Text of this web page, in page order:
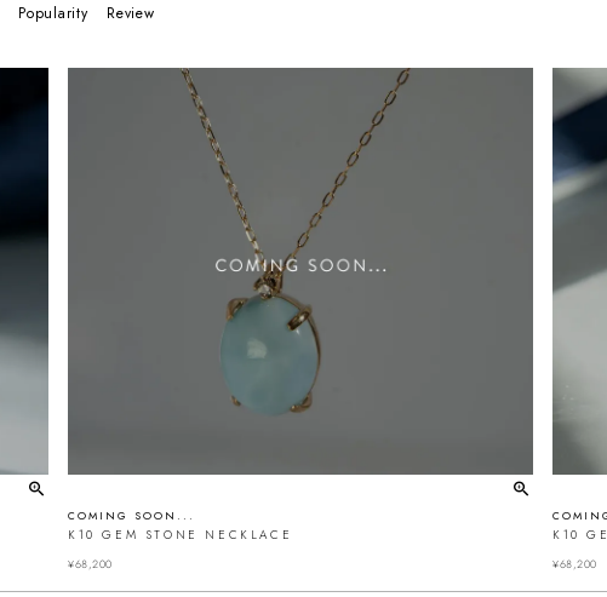
Popularity Review
COMING SOON...
K10 GEM STONE NECKLACE
¥68,200
K10
¥68,200